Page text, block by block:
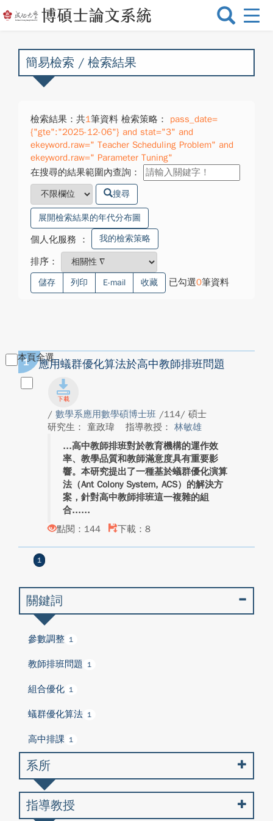
選
換
簡易檢索 / 檢索結果
檢索結果：共1筆資料 檢索策略：
pass_date=
{"gte":"2025-12-06"} and stat="3" and
ekeyword.raw=" Teacher Scheduling Problem" and
ekeyword.raw=" Parameter Tuning"
在搜尋的結果範圍內查詢：
搜尋
展開檢索結果的年代分布圖
個人化服務 ： 我的檢索策略
排序：
儲存 列印 E-mail 收藏 已勾選0筆資料
本頁全選
1 應用蟻群優化算法於高中教師排班問題
/ 數學系應用數學碩博士班 /114/ 碩士
研究生： 童政瑋
指導教授： 林敏雄
高中教師排班對於教育機構的運作效
率、教學品質和教師滿意度具有重要影
響。本研究提出了一種基於蟻群優化演算
法（Ant Colony System, ACS）的解決方
案，針對高中教師排班這一複雜的組
合...
點閱：144
下載：8
1
關鍵詞
參數調整 1
教師排班問題 1
組合優化 1
蟻群優化算法 1
高中排課 1
系所
指導教授